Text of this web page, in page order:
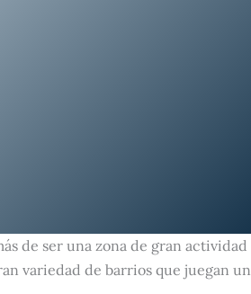
de ser una zona de gran actividad
variedad de barrios que juegan un